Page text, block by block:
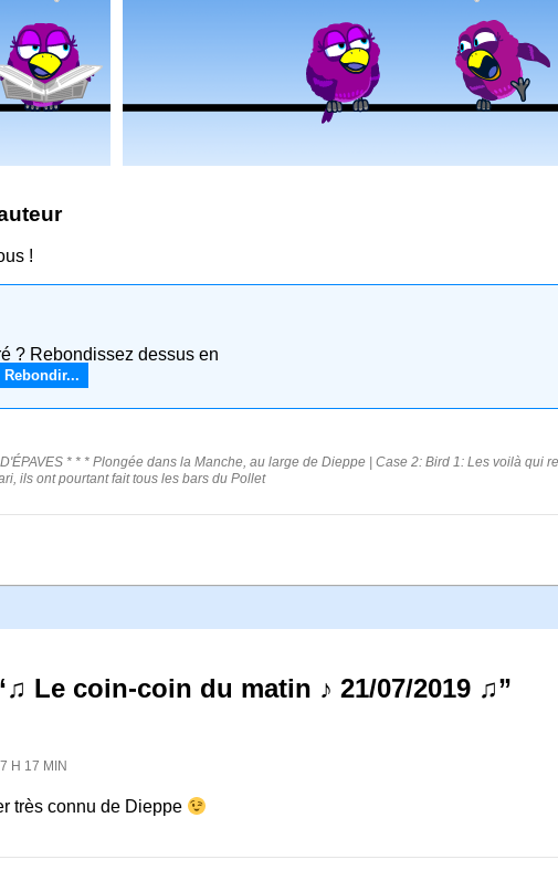
!
? Rebondissez dessus en
Rebondir...
* * * Plongée dans la Manche, au large de Dieppe | Case 2: Bird 1: Les voilà qui
ils ont pourtant fait tous les bars du Pollet
Le coin-coin du matin ♪ 21/07/2019 ♫”
H 17 MIN
très connu de Dieppe